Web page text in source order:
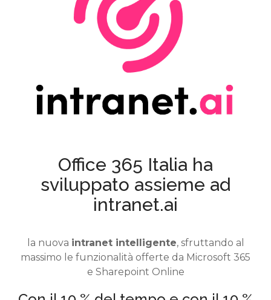
Office 365 Italia ha
sviluppato assieme ad
intranet.ai
la nuova intranet intelligente, sfruttando al
massimo le funzionalità offerte da Microsoft 365
e Sharepoint Online